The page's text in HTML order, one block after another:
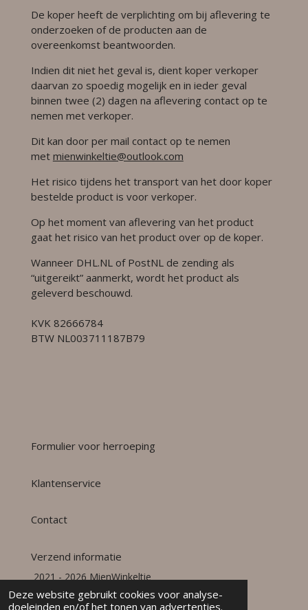
Deze website gebruikt cookies voor analyse-
doeleinden en/of het tonen van advertenties.
De koper heeft de verplichting om bij aflevering te
onderzoeken of de producten aan de
overeenkomst beantwoorden.
Indien dit niet het geval is, dient koper verkoper
daarvan zo spoedig mogelijk en in ieder geval
binnen twee (2) dagen na aflevering contact op te
nemen met verkoper.
Dit kan door per mail contact op te nemen
met mienwinkeltie@outlook.com
Het risico tijdens het transport van het door koper
bestelde product is voor verkoper.
Op het moment van aflevering van het product
gaat het risico van het product over op de koper.
Wanneer DHL.NL of PostNL de zending als
“uitgereikt” aanmerkt, wordt het product als
geleverd beschouwd.
KVK 82666784
BTW NL003711187B79
Formulier voor herroeping
Klantenservice
Contact
Verzend informatie
2021 - 2026 MienWinkeltie
Powered byJouwWeb